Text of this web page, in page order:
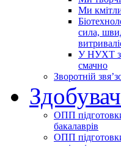
Ми
сила,
У НУХТ
смачно
Зворотній
ОПП
бакалаврів
ОПП